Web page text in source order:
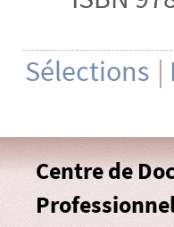
Sélections |
Centre de